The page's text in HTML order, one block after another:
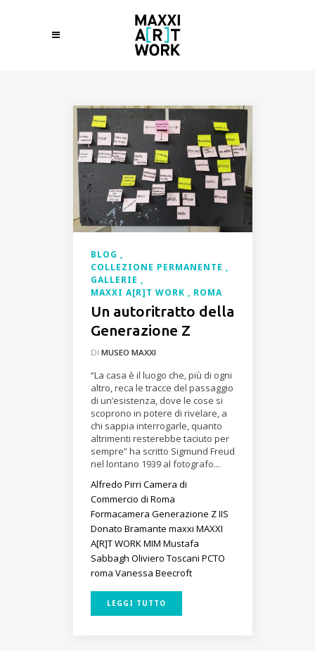
BLOG
COLLEZIONE PERMANENTE
GALLERIE
MAXXI A[R]T WORK
ROMA
Un autoritratto della
Generazione Z
DI MUSEO MAXXI
“La casa è il luogo che, più di ogni
altro, reca le tracce del passaggio
di un’esistenza, dove le cose si
scoprono in potere di rivelare, a
chi sappia interrogarle, quanto
altrimenti resterebbe taciuto per
sempre” ha scritto Sigmund Freud
nel lontano 1939 al fotografo...
Alfredo Pirri Camera di
Commercio di Roma
Formacamera Generazione ZIIS
Donato Bramante maxxi MAXXI
A[R]T WORKMIM Mustafa
Sabbagh Oliviero Toscani PCTO
roma Vanessa Beecroft
LEGGI TUTTO